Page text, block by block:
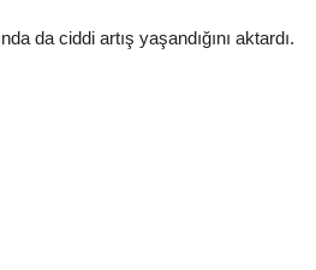
da ciddi artış yaşandığını aktardı.